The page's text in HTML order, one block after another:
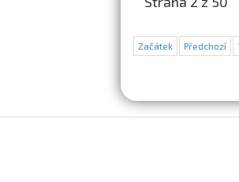
Začátek Předchozí